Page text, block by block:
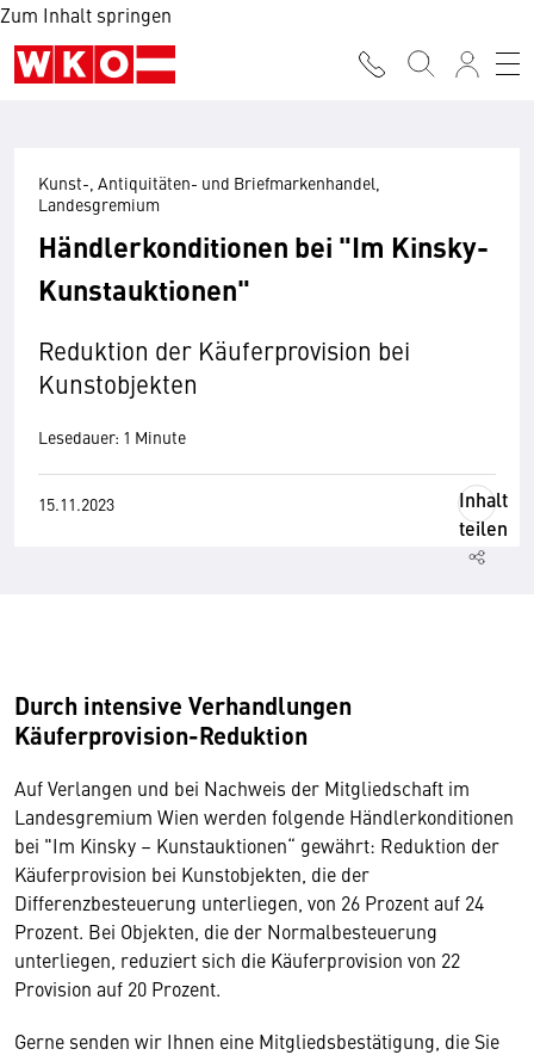
Zum Inhalt springen
Kunst-, Antiquitäten- und Briefmarkenhandel,
Landesgremium
Händlerkonditionen bei "Im Kinsky-
Kunstauktionen"
Reduktion der Käuferprovision bei
Kunstobjekten
Lesedauer: 1 Minute
15.11.2023
Inhalt
teilen
Durch intensive Verhandlungen
Käuferprovision-Reduktion
Auf Verlangen und bei Nachweis der Mitgliedschaft im
Landesgremium Wien werden folgende Händlerkonditionen
bei "Im Kinsky – Kunstauktionen“ gewährt: Reduktion der
Käuferprovision bei Kunstobjekten, die der
Differenzbesteuerung unterliegen, von 26 Prozent auf 24
Prozent. Bei Objekten, die der Normalbesteuerung
unterliegen, reduziert sich die Käuferprovision von 22
Provision auf 20 Prozent.
Gerne senden wir Ihnen eine Mitgliedsbestätigung, die Sie